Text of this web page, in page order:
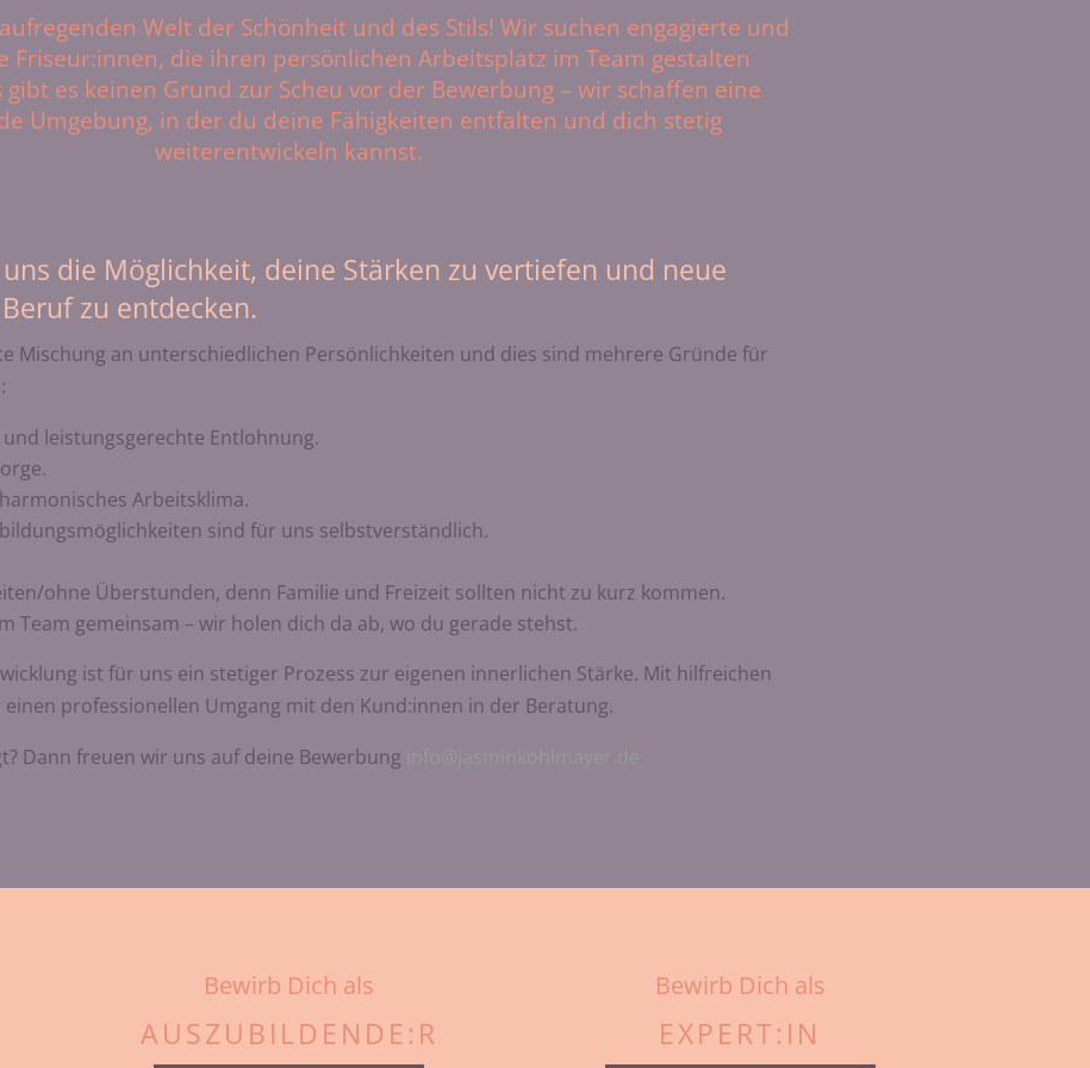
Welt der Schönheit und des Stils! Wir suchen engagierte und
Friseur:innen, die ihren persönlichen Arbeitsplatz im Team gestalten
es keinen Grund zur Scheu vor der Bewerbung – wir schaffen eine
Umgebung, in der du deine Fähigkeiten entfalten und dich stetig
weiterentwickeln kannst.
die Möglichkeit, deine Stärken zu vertiefen und neue
zu entdecken.
Mischung an unterschiedlichen Persönlichkeiten und dies sind mehrere Gründe für
leistungsgerechte Entlohnung.
Arbeitsklima.
sind für uns selbstverständlich.
ohne Überstunden, denn Familie und Freizeit sollten nicht zu kurz kommen.
Team gemeinsam – wir holen dich da ab, wo du gerade stehst.
ist für uns ein stetiger Prozess zur eigenen innerlichen Stärke. Mit hilfreichen
professionellen Umgang mit den Kund:innen in der Beratung.
Dann freuen wir uns auf deine Bewerbung
info@jasminkohlmayer.de
Bewirb Dich als
AUSZUBILDENDE:R
Bewirb Dich als
EXPERT:IN